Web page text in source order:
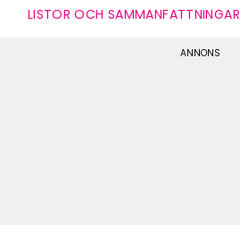
LISTOR OCH SAMMANFATTNINGAR